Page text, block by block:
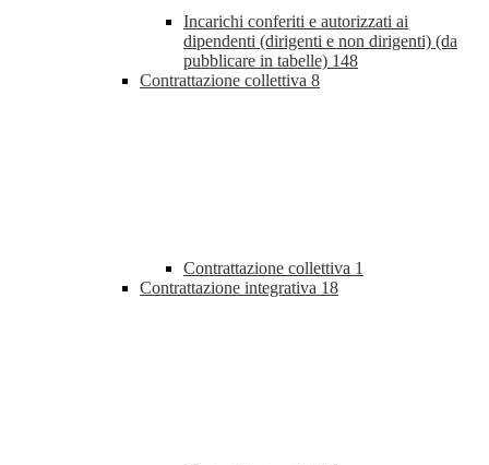
Incarichi conferiti e autorizzati ai
dipendenti (dirigenti e non dirigenti) (da
pubblicare in tabelle) 148
Contrattazione collettiva 8
Contrattazione collettiva 1
Contrattazione integrativa 18